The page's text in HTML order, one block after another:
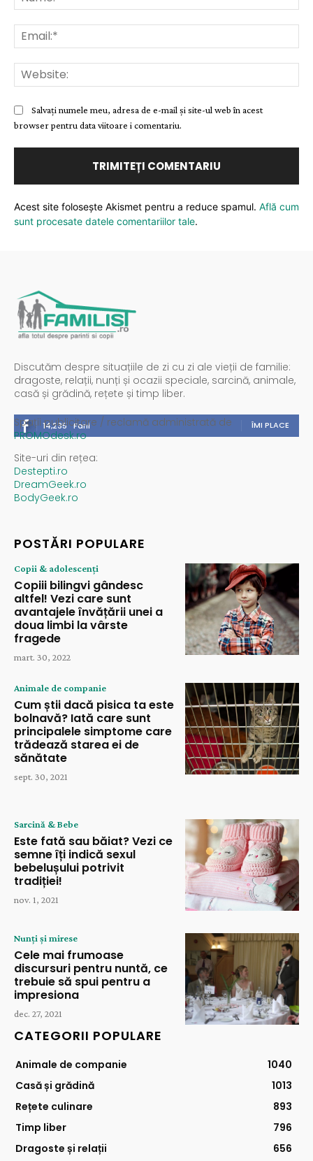
Salvați numele meu, adresa de e-mail și site-ul web în acest
browser pentru data viitoare i comentariu.
Acest site folosește Akismet pentru a reduce spamul. Află cum
sunt procesate datele comentariilor tale.
Discutăm despre situațiile de zi cu zi ale vieții de familie:
dragoste, relații, nunți și ocazii speciale, sarcină, animale,
casă și grădină, rețete și timp liber.
14,235 Fani ÎMI PLACE
Spații publicitare / reclamă administrată de
PROMOdesk.ro
Site-uri din rețea:
Destepti.ro
DreamGeek.ro
BodyGeek.ro
POSTĂRI POPULARE
Copii & adolescenți
Copiii bilingvi gândesc
altfel! Vezi care sunt
avantajele învățării unei a
doua limbi la vârste
fragede
mart. 30, 2022
Animale de companie
Cum știi dacă pisica ta este
bolnavă? Iată care sunt
principalele simptome care
trădează starea ei de
sănătate
sept. 30, 2021
Sarcină & Bebe
Este fată sau băiat? Vezi ce
semne îți indică sexul
bebelușului potrivit
tradiției!
nov. 1, 2021
Nunți și mirese
Cele mai frumoase
discursuri pentru nuntă, ce
trebuie să spui pentru a
impresiona
dec. 27, 2021
CATEGORII POPULARE
Animale de companie
1040
Casă și grădină
1013
Rețete culinare
893
Timp liber
796
Dragoste și relații
656